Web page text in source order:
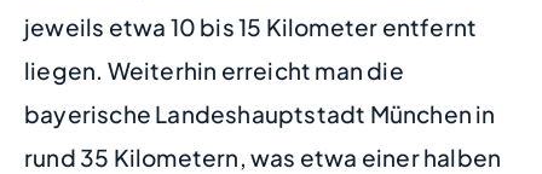
jeweils etwa 10 bis 15 Kilometer entfernt
liegen. Weiterhin erreicht man die
bayerische Landeshauptstadt München in
rund 35 Kilometern, was etwa einer halben